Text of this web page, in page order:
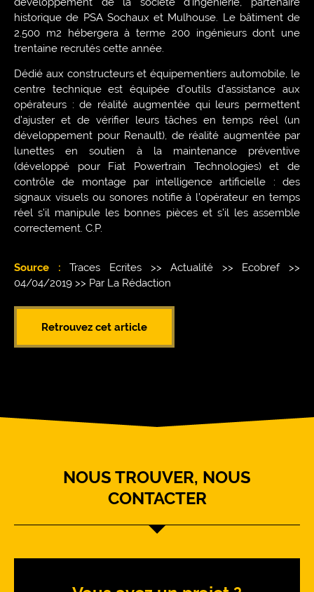
historique de PSA Sochaux et Mulhouse. Le bâtiment de
2.500 m2 hébergera à terme 200 ingénieurs dont une
trentaine recrutés cette année.
Dédié aux constructeurs et équipementiers automobile, le
centre technique est équipée d’outils d’assistance aux
opérateurs : de réalité augmentée qui leurs permettent
d’ajuster et de vérifier leurs tâches en temps réel (un
développement pour Renault), de réalité augmentée par
lunettes en soutien à la maintenance préventive
(développé pour Fiat Powertrain Technologies) et de
contrôle de montage par intelligence artificielle : des
signaux visuels ou sonores notifie à l’opérateur en temps
réel s’il manipule les bonnes pièces et s’il les assemble
correctement. C.P.
Source : Traces Ecrites >> Actualité >> Ecobref >>
04/04/2019 >> Par La Rédaction
Retrouvez cet article
NOUS TROUVER, NOUS
CONTACTER